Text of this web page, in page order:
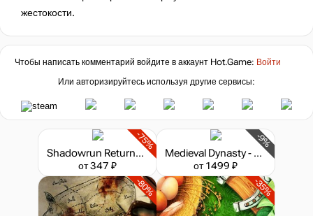
жестокости.
Чтобы написать комментарий войдите в аккаунт Hot.Game: Войти
Или авторизируйтесь используя другие сервисы:
-75%
Shadowrun Returns - Deluxe Edition
от 347 ₽
-9%
Medieval Dynasty - Supporter Edition
от 1499 ₽
-80% -35%